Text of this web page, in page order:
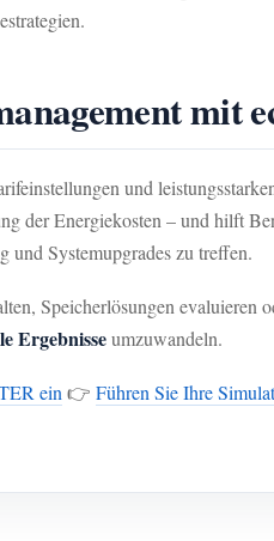
mit
und
der Energiekosten – und hilft
und Systemupgrades zu treffen.
Speicherlösungen
Ergebnisseumzuwandeln.
ein 👉 Führen Sie Ihre